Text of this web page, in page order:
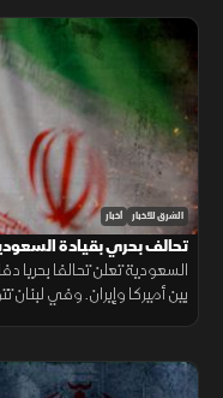
الشرق للأخبار أخبار
تحالف بحري بقيادة
السعودية تعلن تحالفا بحريا
بين أميركا وإيران. وفي لبنان